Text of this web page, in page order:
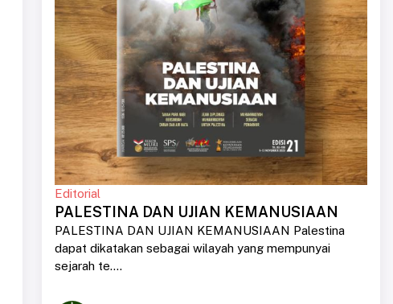
Editorial
PALESTINA DAN UJIAN KEMANUSIAAN
PALESTINA DAN UJIAN KEMANUSIAAN Palestina
dapat dikatakan sebagai wilayah yang mempunyai
sejarah te....